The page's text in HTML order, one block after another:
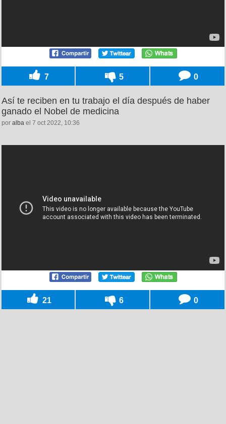
7 5 0
Así te reciben en tu trabajo el día después de haber
ganado el Nobel de medicina
por alba el 7 oct 2022, 10:36
21 6 0